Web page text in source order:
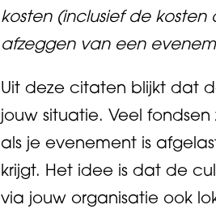
kosten (inclusief de
afzeggen van een
Uit deze citaten blijkt dat
jouw situatie. Veel fondsen
als je evenement is
krijgt. Het idee is dat de
via jouw organisatie ook